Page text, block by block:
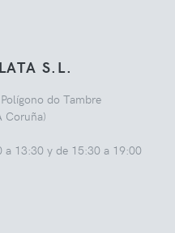
S.L.
do Tambre
Coruña)
a 13:30 y de 15:30 a 19:00